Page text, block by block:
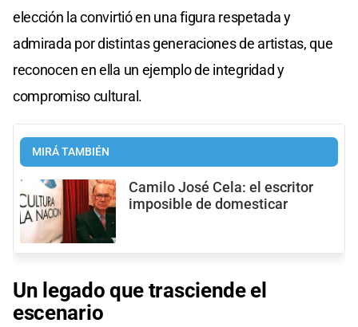
elección la convirtió en una figura respetada y
admirada por distintas generaciones de artistas, que
reconocen en ella un ejemplo de integridad y
compromiso cultural.
MIRÁ TAMBIÉN
Camilo José Cela: el escritor
imposible de domesticar
Un legado que trasciende el
escenario